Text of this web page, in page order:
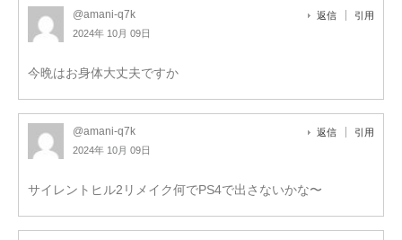
@amani-q7k
2024年 10月 09日
返信 引用
今晩はお身体大丈夫ですか
@amani-q7k
2024年 10月 09日
返信 引用
サイレントヒル2リメイク何でPS4で出さないかな〜